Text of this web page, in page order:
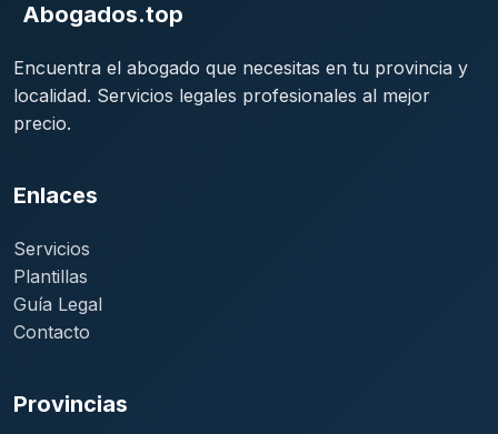
Abogados.top
Encuentra el abogado que necesitas en tu provincia y
localidad. Servicios legales profesionales al mejor
precio.
Enlaces
Servicios
Plantillas
Guía Legal
Contacto
Provincias